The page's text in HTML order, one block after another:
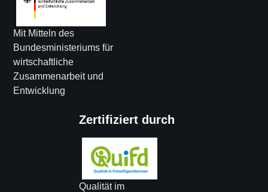
Mit Mitteln des
Bundesministeriums für
wirtschaftliche
Zusammenarbeit und
Entwicklung
Zertifiziert durch
Qualität im